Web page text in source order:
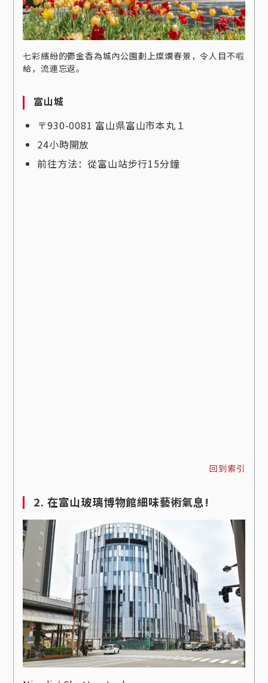
七彩繽紛的鬱金香為城內公園劃上燦爛春景，令人目不㗇
給，流連忘返。
富山城
〒930-0081 富山県富山市本丸１
24小時開放
前往方法：從富山站步行15分鐘
回到索引
2. 在富山玻璃博物館細味藝術氣息!